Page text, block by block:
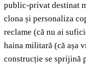
public-privat destinat
clona și personaliza
reclame (că nu ai
haina militară (că așa
construcție se sprijină